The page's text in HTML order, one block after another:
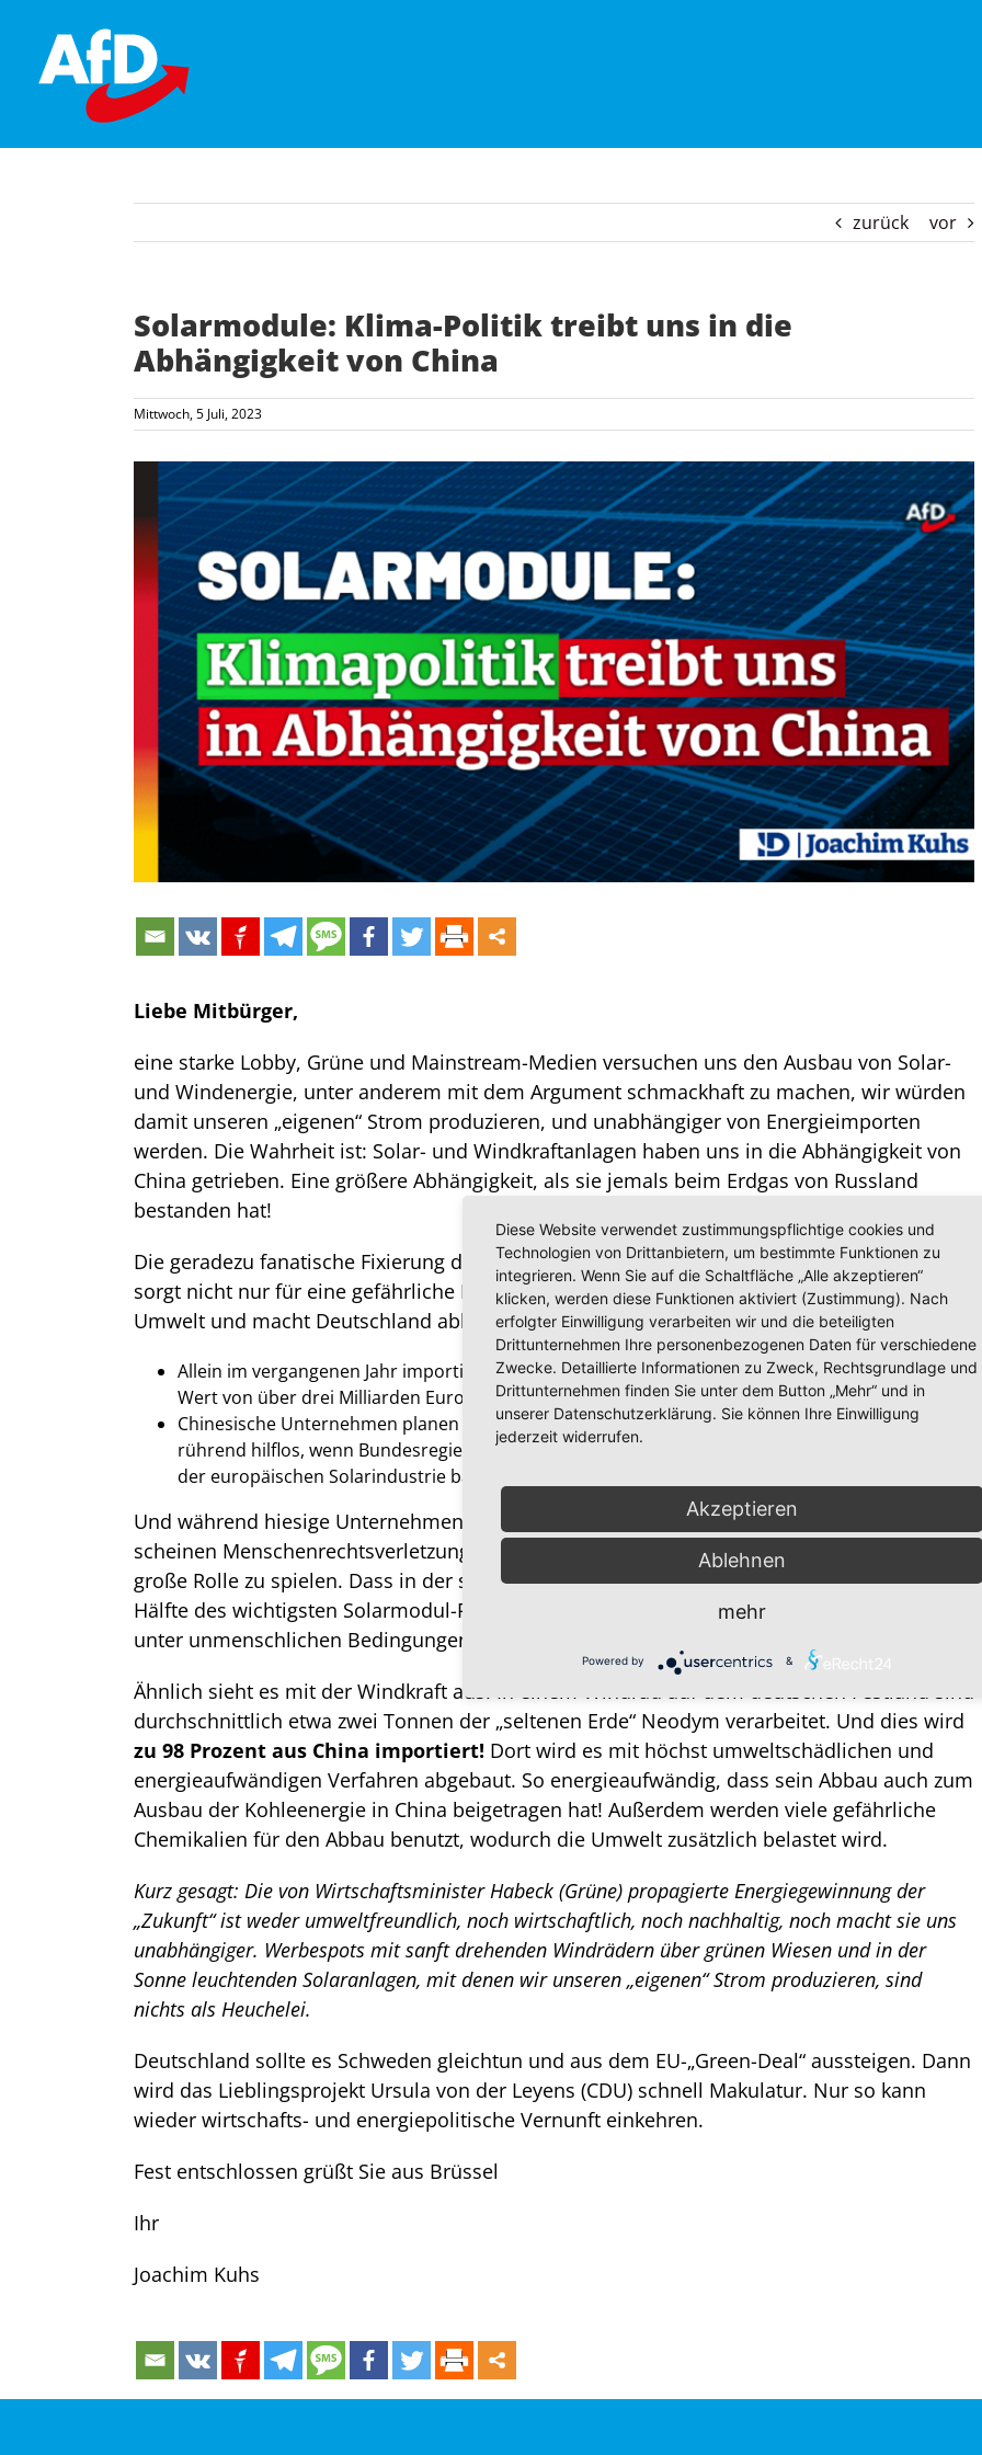
content
zurück vor
Solarmodule: Klima-Politik treibt uns in die
Abhängigkeit von China
Mittwoch, 5 Juli, 2023
Zeige
grösseres
Bild
Liebe Mitbürger,
eine starke Lobby, Grüne und Mainstream-Medien versuchen uns den Ausbau von Solar-
und Windenergie, unter anderem mit dem Argument schmackhaft zu machen, wir würden
damit unseren „eigenen“ Strom produzieren, und unabhängiger von Energieimporten
werden. Die Wahrheit ist: Solar- und Windkraftanlagen haben uns in die Abhängigkeit von
China getrieben. Eine größere Abhängigkeit, als sie jemals beim Erdgas von Russland
bestanden hat!
Die geradezu fanatische Fixierung der „Energiewende“-Protagonisten auf Wind und Solar
sorgt nicht nur für eine gefährliche Instabilität des Stromnetzes, sie schadet außerdem der
Umwelt und macht Deutschland abhängiger denn je.
Allein im vergangenen Jahr importierte Deutschland knapp 90 Prozent seiner Solarmodule im
Wert von über drei Milliarden Euro aus China.
Chinesische Unternehmen planen bereits die Errichtung von Fabriken in Europa. Da wirkt es fast
rührend hilflos, wenn Bundesregierung und EU nun an Förderprogrammen für das Comeback
der europäischen Solarindustrie basteln.
Und während hiesige Unternehmen durch das Lieferkettengesetz gegängelt werden,
scheinen Menschenrechtsverletzungen und Umweltstandards in Sachen Solarstrom keine
große Rolle zu spielen. Dass in der südchinesischen Provinz Xinjiang, wo weltweit fast die
Hälfte des wichtigsten Solarmodul-Rohstoffs Polysilizium abgebaut wird, Zwangsarbeiter
unter unmenschlichen Bedingungen schuften, interessiert nur am Rande.
Ähnlich sieht es mit der Windkraft aus. In einem Windrad auf dem deutschen Festland sind
durchschnittlich etwa zwei Tonnen der „seltenen Erde“ Neodym verarbeitet. Und dies wird
zu 98 Prozent aus China importiert! Dort wird es mit höchst umweltschädlichen und
energieaufwändigen Verfahren abgebaut. So energieaufwändig, dass sein Abbau auch zum
Ausbau der Kohleenergie in China beigetragen hat! Außerdem werden viele gefährliche
Chemikalien für den Abbau benutzt, wodurch die Umwelt zusätzlich belastet wird.
Kurz gesagt: Die von Wirtschaftsminister Habeck (Grüne) propagierte Energiegewinnung der
„Zukunft“ ist weder umweltfreundlich, noch wirtschaftlich, noch nachhaltig, noch macht sie uns
unabhängiger. Werbespots mit sanft drehenden Windrädern über grünen Wiesen und in der
Sonne leuchtenden Solaranlagen, mit denen wir unseren „eigenen“ Strom produzieren, sind
nichts als Heuchelei.
Deutschland sollte es Schweden gleichtun und aus dem EU-„Green-Deal“ aussteigen. Dann
wird das Lieblingsprojekt Ursula von der Leyens (CDU) schnell Makulatur. Nur so kann
wieder wirtschafts- und energiepolitische Vernunft einkehren.
Fest entschlossen grüßt Sie aus Brüssel
Ihr
Joachim Kuhs
Diese Website verwendet zustimmungspflichtige cookies und
Technologien von Drittanbietern, um bestimmte Funktionen zu
integrieren. Wenn Sie auf die Schaltfläche „Alle akzeptieren“
klicken, werden diese Funktionen aktiviert (Zustimmung). Nach
erfolgter Einwilligung verarbeiten wir und die beteiligten
Drittunternehmen Ihre personenbezogenen Daten für verschiedene
Zwecke. Detaillierte Informationen zu Zweck, Rechtsgrundlage und
Drittunternehmen finden Sie unter dem Button „Mehr“ und in
unserer Datenschutzerklärung. Sie können Ihre Einwilligung
jederzeit widerrufen.
Akzeptieren
Ablehnen
mehr
Powered by &